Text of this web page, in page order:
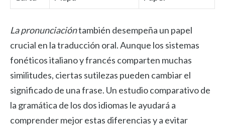
La pronunciacióntambién desempeña un papel
crucial en la traducción oral. Aunque los sistemas
fonéticos italiano y francés comparten muchas
similitudes, ciertas sutilezas pueden cambiar el
significado de una frase. Un estudio comparativo de
la gramática de los dos idiomas le ayudará a
comprender mejor estas diferencias y a evitar